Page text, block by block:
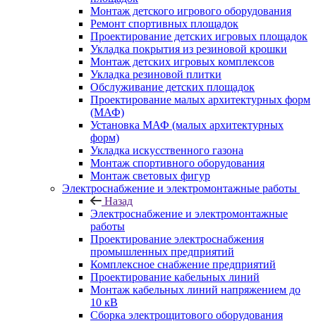
Монтаж детского игрового оборудования
Ремонт спортивных площадок
Проектирование детских игровых площадок
Укладка покрытия из резиновой крошки
Монтаж детских игровых комплексов
Укладка резиновой плитки
Обслуживание детских площадок
Проектирование малых архитектурных форм
(МАФ)
Установка МАФ (малых архитектурных
форм)
Укладка искусственного газона
Монтаж спортивного оборудования
Монтаж световых фигур
Электроснабжение и электромонтажные работы
Назад
Электроснабжение и электромонтажные
работы
Проектирование электроснабжения
промышленных предприятий
Комплексное снабжение предприятий
Проектирование кабельных линий
Монтаж кабельных линий напряжением до
10 кВ
Сборка электрощитового оборудования